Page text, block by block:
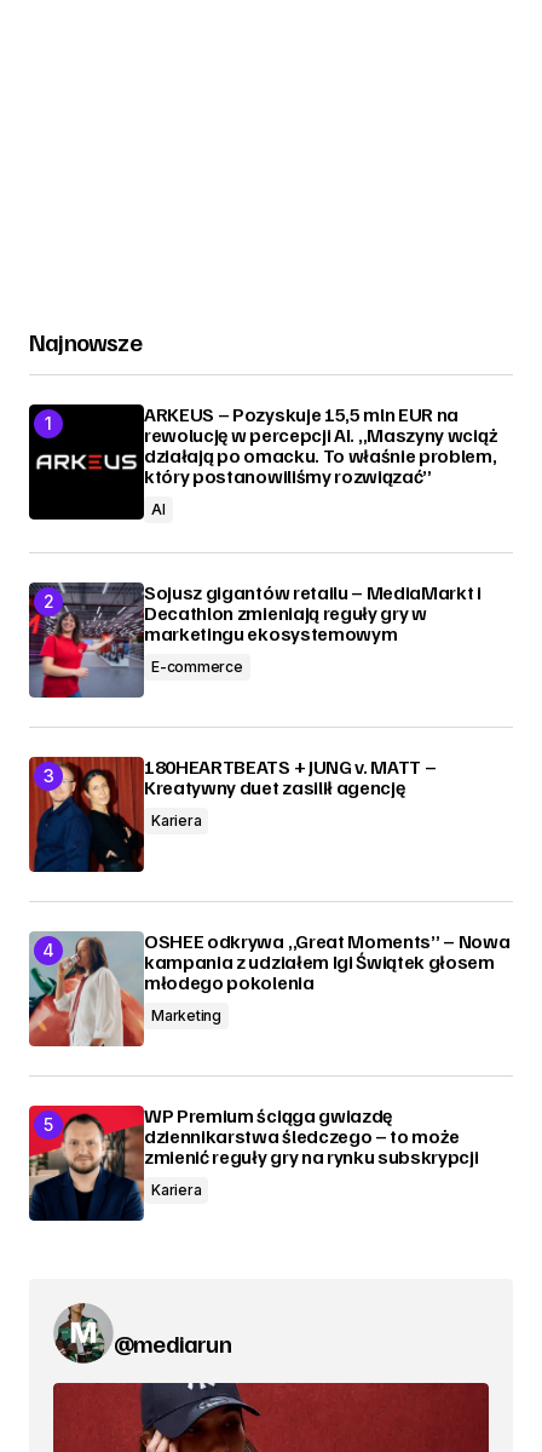
Najnowsze
ARKEUS – Pozyskuje 15,5 mln EUR na
rewolucję w percepcji AI. „Maszyny wciąż
działają po omacku. To właśnie problem,
który postanowiliśmy rozwiązać”
AI
Sojusz gigantów retailu – MediaMarkt i
Decathlon zmieniają reguły gry w
marketingu ekosystemowym
E-commerce
180HEARTBEATS + JUNG v. MATT –
Kreatywny duet zasilił agencję
Kariera
OSHEE odkrywa „Great Moments” – Nowa
kampania z udziałem Igi Świątek głosem
młodego pokolenia
Marketing
WP Premium ściąga gwiazdę
dziennikarstwa śledczego – to może
zmienić reguły gry na rynku subskrypcji
Kariera
@mediarun